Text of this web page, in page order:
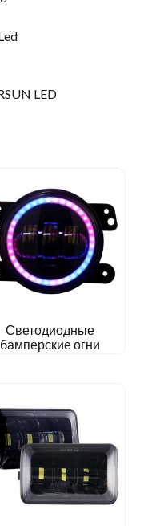
Светодиодные
бамперские огни